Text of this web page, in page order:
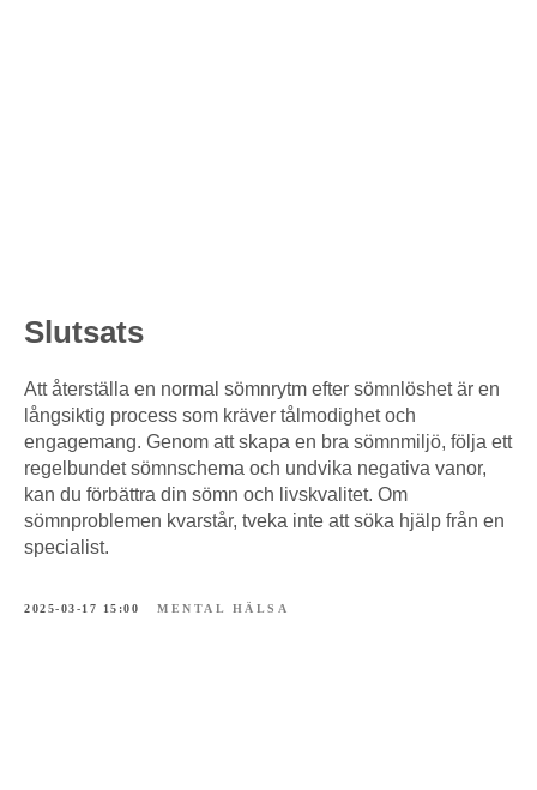
Slutsats
Att återställa en normal sömnrytm efter sömnlöshet är en
långsiktig process som kräver tålmodighet och
engagemang. Genom att skapa en bra sömnmiljö, följa ett
regelbundet sömnschema och undvika negativa vanor,
kan du förbättra din sömn och livskvalitet. Om
sömnproblemen kvarstår, tveka inte att söka hjälp från en
specialist.
2025-03-17 15:00 MENTAL HÄLSA